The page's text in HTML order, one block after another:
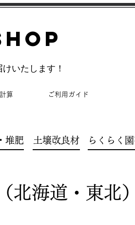
いたします！
算 ご利用ガイド
堆肥 土壌改良材 らくらく
北海道・東北）